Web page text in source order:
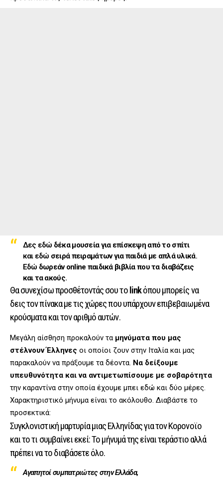
Δες εδώ δέκα μουσεία για επίσκεψη από το σπίτι
και εδώ σειρά πειραμάτων για παιδιά με απλά υλικά.
Εδώ δωρεάν online παιδικά βιβλία που τα διαβάζεις
και τα ακούς.
Θα συνεχίσω προσθέτοντάς σου τοlinkόπου μπορείς να
δεις τον πίνακα με τις χώρες που υπάρχουν επιβεβαιωμένα
κρούσματα και τον αριθμό αυτών.
Μεγάλη αίσθηση προκαλούν τα μηνύματα που μας
στέλνουν Έλληνες οι οποίοι ζουν στην Ιταλία και μας
παρακαλούν να πράξουμε τα δέοντα. Να δείξουμε
υπευθυνότητα και να αντιμετωπίσουμε με σοβαρότητα
την καραντίνα στην οποία έχουμε μπει εδώ και δύο μέρες.
Χαρακτηριστικό μήνυμα είναι το ακόλουθο. Διαβάστε το
προσεκτικά:
Συγκλονιστική μαρτυρία μιας Ελληνίδας για τον Κορονοϊο
και το τι συμβαίνει εκεί: Το μήνυμά της είναι τεράστιο αλλά
πρέπει να το διαβάσετε όλο.
Αγαπητοί συμπατριώτες στην Ελλάδα,